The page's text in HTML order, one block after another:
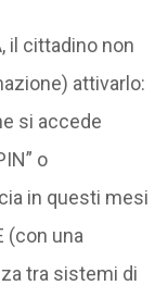
il cittadino non
attivarlo:
si accede
o
in questi mesi
(con una
tra sistemi di